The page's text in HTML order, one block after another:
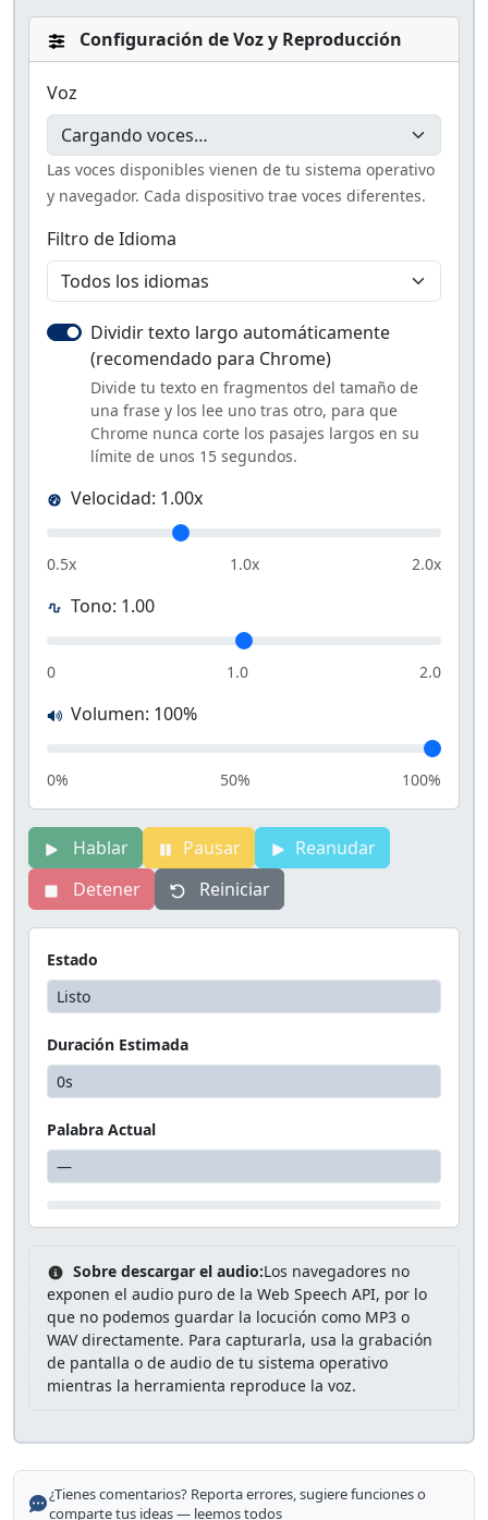
Configuración de Voz y Reproducción
Voz
Las voces disponibles vienen de tu sistema operativo
y navegador. Cada dispositivo trae voces diferentes.
Filtro de Idioma
Dividir texto largo automáticamente
(recomendado para Chrome)
Divide tu texto en fragmentos del tamaño de
una frase y los lee uno tras otro, para que
Chrome nunca corte los pasajes largos en su
límite de unos 15 segundos.
Velocidad: 1.00x
0.5x 1.0x 2.0x
Tono: 1.00
0 1.0 2.0
Volumen: 100%
0% 50% 100%
Hablar Pausar
Reanudar
Detener
Reiniciar
Estado
Duración Estimada
Palabra Actual
Sobre descargar el audio:Los navegadores no
exponen el audio puro de la Web Speech API, por lo
que no podemos guardar la locución como MP3 o
WAV directamente. Para capturarla, usa la grabación
de pantalla o de audio de tu sistema operativo
mientras la herramienta reproduce la voz.
¿Tienes comentarios? Reporta errores, sugiere funciones o
comparte tus ideas — leemos todos